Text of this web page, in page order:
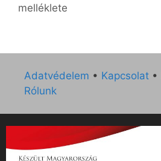
melléklete
Adatvédelem • Kapcsolat •
Rólunk